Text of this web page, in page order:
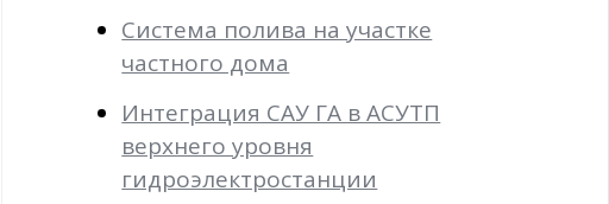
Система полива на участке
частного дома
Интеграция САУ ГА в АСУТП
верхнего уровня
гидроэлектростанции